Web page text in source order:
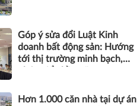
Góp ý sửa đổi Luật Kinh
doanh bất động sản: Hướng
tới thị trường minh bạch,
Hơn 1.000 căn nhà tại dự án